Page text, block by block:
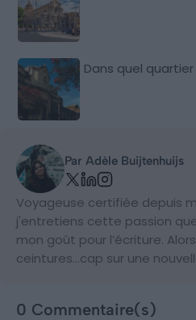
Dans quel
Par Adèle Buijtenhuijs
Voyageuse certifiée depuis
j'entretiens cette passion
mon goût pour l’écriture.
ceintures…cap sur une
0 Commentaire(s)